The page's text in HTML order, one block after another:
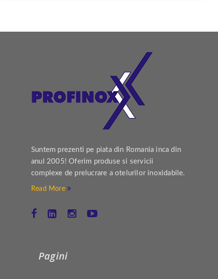
Suntem prezenti pe piata din Romania inca din
anul 2005! Oferim produse si servicii
complexe de prelucrare a otelurilor inoxidabile.
Read More
Pagini